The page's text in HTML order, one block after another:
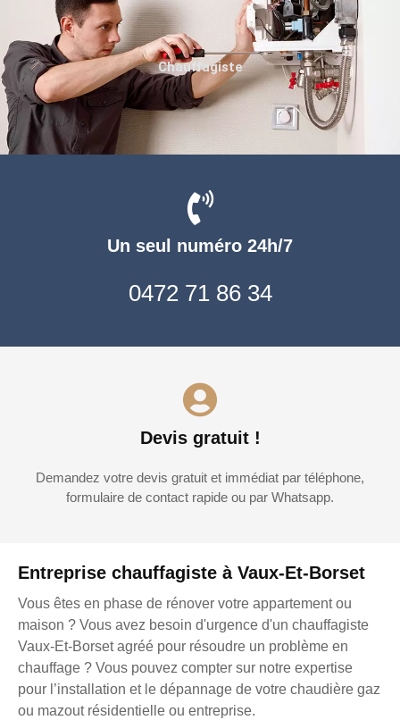
Entreprise chauffagiste à Vaux-Et-Borset
Vous êtes en phase de rénover votre appartement ou
maison ? Vous avez besoin d'urgence d'un chauffagiste
Vaux-Et-Borset agréé pour résoudre un problème en
chauffage ? Vous pouvez compter sur notre expertise
pour l’installation et le dépannage de votre chaudière gaz
ou mazout résidentielle ou entreprise.
Un seul numéro 24h/7
0472 71 86 34
Devis gratuit !
Demandez votre devis gratuit et immédiat par téléphone,
formulaire de contact rapide ou par Whatsapp.
Chauffagiste